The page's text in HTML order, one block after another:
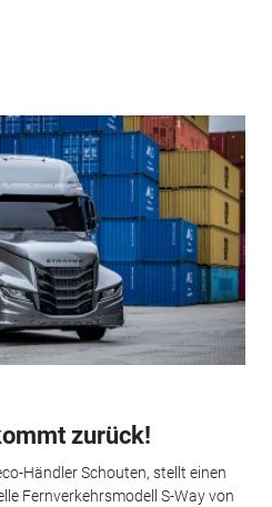
zurück!
Händler Schouten, stellt einen
Fernverkehrsmodell S-Way von